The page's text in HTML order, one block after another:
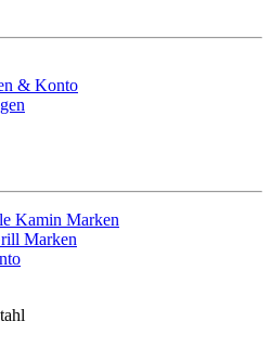
& Konto
Kamin Marken
Marken